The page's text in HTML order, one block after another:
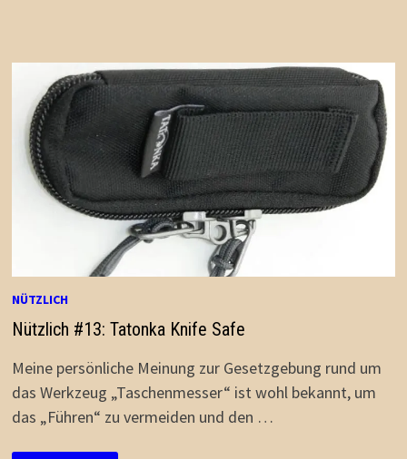
NÜTZLICH
Nützlich #13: Tatonka Knife Safe
Meine persönliche Meinung zur Gesetzgebung rund um
das Werkzeug „Taschenmesser“ ist wohl bekannt, um
das „Führen“ zu vermeiden und den …